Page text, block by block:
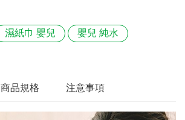
濕紙巾 嬰兒 嬰兒 純水
商品規格 注意事項